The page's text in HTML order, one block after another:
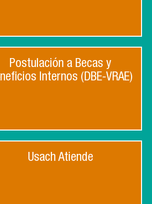
Postulación a Becas y
Internos (DBE-VRAE)
Usach Atiende